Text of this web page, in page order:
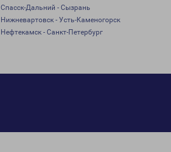
Спасск-Дальний - Сызрань
Нижневартовск - Усть-Каменогорск
Нефтекамск - Санкт-Петербург